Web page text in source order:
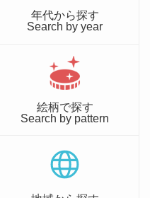
年代から探す
Search by year
絵柄で探す
Search by pattern